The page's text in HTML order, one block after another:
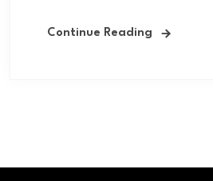
Continue Reading